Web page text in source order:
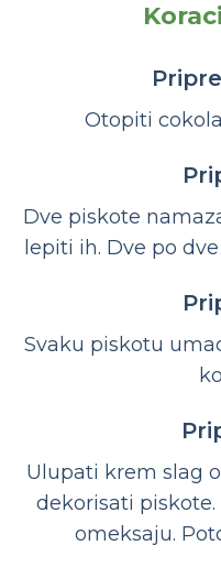
Otopiti
Dve piskote
lepiti ih. Dve po
Svaku piskotu
Ulupati krem slag
dekorisati
omeksaju.